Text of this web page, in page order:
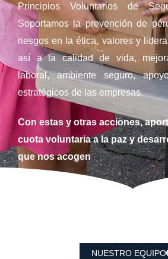
Principios Voluntarios de
Soportamos la prevención de
riesgos en la ética, valores y
así a la calidad de vida,
laboral, ambiente seguro,
estratégicos de las empresas.
Con estas y otras acciones,
cuota voluntaria a la paz y
que nos acogen
NUESTRO EQUIPO